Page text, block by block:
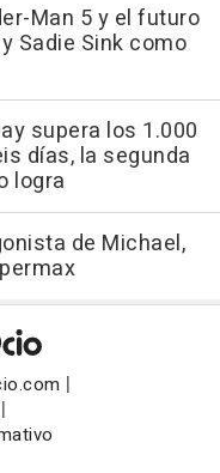
Man 5 y el futuro
Sadie Sink como
supera los 1.000
días, la segunda
logra
de Michael,
|
|